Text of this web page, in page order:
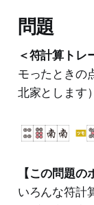
問題
＜符計算トレ
モったときの
北家とします）
【この問題の
いろんな符計